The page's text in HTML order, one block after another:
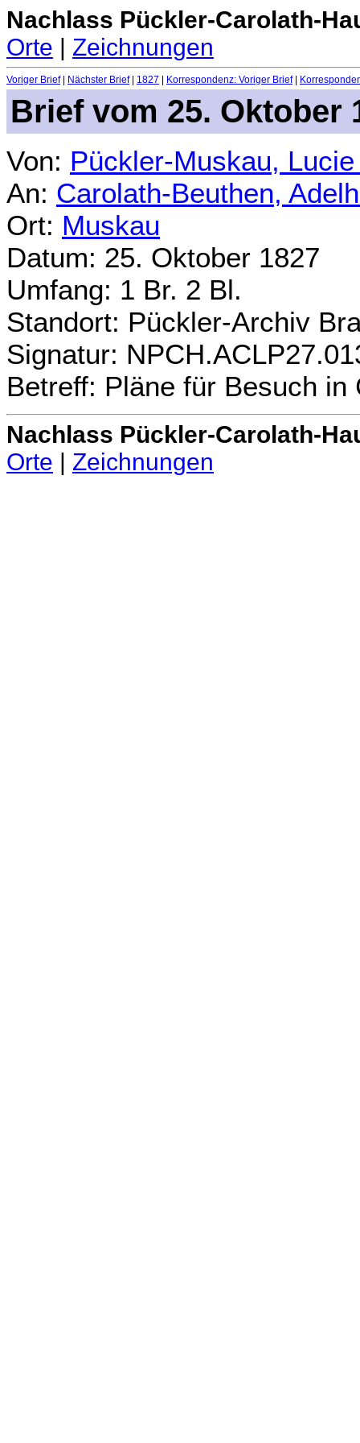
Nachlass Pückler-Carolath-
Orte | Zeichnungen
Voriger Brief| Nächster Brief| 1827 Korrespondenz: Voriger Brief|
Brief vom 25. Oktober
Von: Pückler-Muskau,
An: Carolath-Beuthen,
Ort: Muskau
Datum: 25. Oktober 1827
Umfang: 1 Br. 2 Bl.
Standort: Pückler-Archiv
Signatur:
Betreff: Pläne für Besuch in
Nachlass Pückler-Carolath-
Orte
Zeichnungen